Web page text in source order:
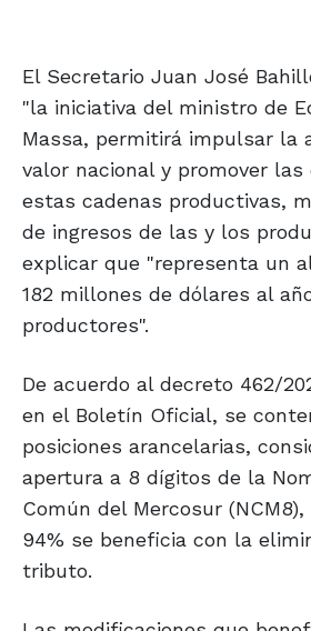
El Secretario Juan José
"la iniciativa del ministro de
Massa, permitirá impulsar la
valor nacional y promover las
estas cadenas productivas,
de ingresos de las y los
explicar que "representa un
182 millones de dólares al
productores".
De acuerdo al decreto 462/
en el Boletín Oficial, se
posiciones arancelarias,
apertura a 8 dígitos de la
Común del Mercosur
94% se beneficia con la
tributo.